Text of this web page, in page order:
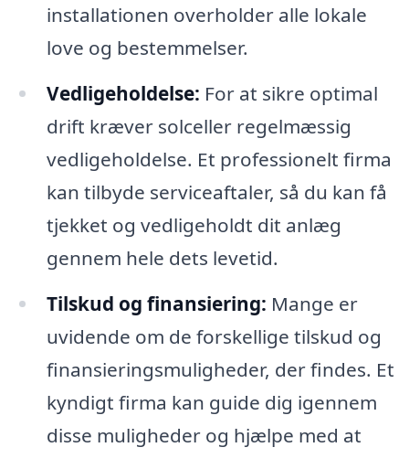
installationen overholder alle lokale
love og bestemmelser.
Vedligeholdelse: For at sikre optimal
drift kræver solceller regelmæssig
vedligeholdelse. Et professionelt firma
kan tilbyde serviceaftaler, så du kan få
tjekket og vedligeholdt dit anlæg
gennem hele dets levetid.
Tilskud og finansiering: Mange er
uvidende om de forskellige tilskud og
finansieringsmuligheder, der findes. Et
kyndigt firma kan guide dig igennem
disse muligheder og hjælpe med at